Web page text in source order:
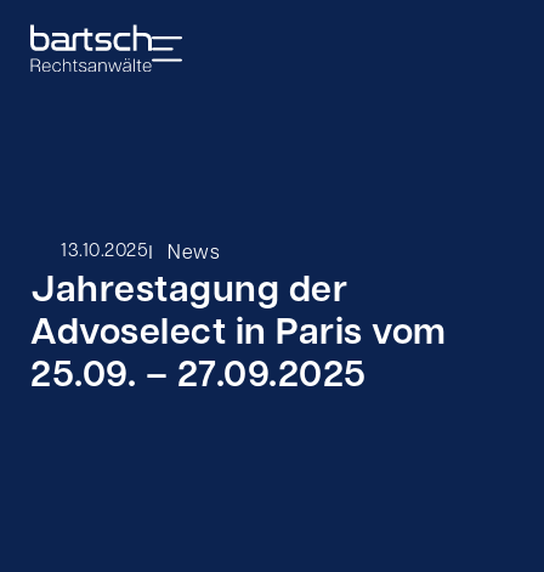
I News
13.10.2025
Jahrestagung der
Advoselect in Paris vom
25.09. – 27.09.2025